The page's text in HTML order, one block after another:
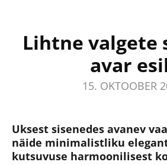
Lihtne valgete
avar
15. OKTOOBER
Uksest sisenedes avanev
näide minimalistliku
kutsuvuse harmoonilisest